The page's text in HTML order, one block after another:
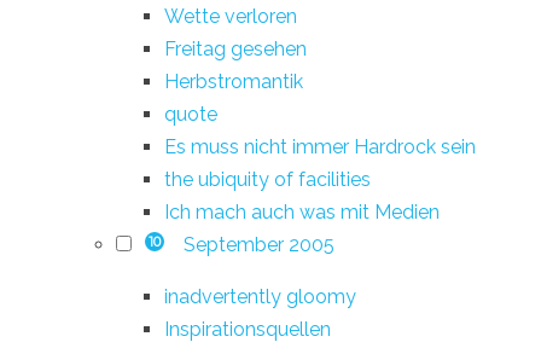
Wette verloren
Freitag gesehen
Herbstromantik
quote
Es muss nicht immer Hardrock sein
the ubiquity of facilities
Ich mach auch was mit Medien
10 September 2005
inadvertently gloomy
Inspirationsquellen